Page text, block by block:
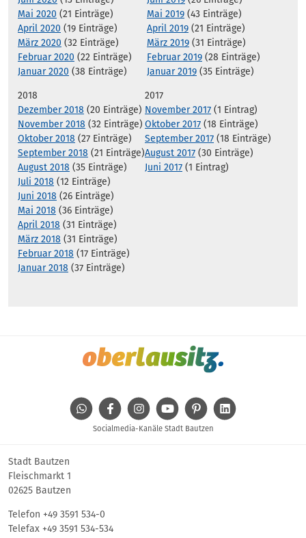
Mai 2020 (21 Einträge)
April 2020 (19 Einträge)
März 2020 (32 Einträge)
Februar 2020 (22 Einträge)
Januar 2020 (38 Einträge)
Mai 2019 (43 Einträge)
April 2019 (21 Einträge)
März 2019 (31 Einträge)
Februar 2019 (28 Einträge)
Januar 2019 (35 Einträge)
2018
Dezember 2018 (20 Einträge)
November 2018 (32 Einträge)
Oktober 2018 (27 Einträge)
September 2018 (21 Einträge)
August 2018 (35 Einträge)
Juli 2018 (12 Einträge)
Juni 2018 (26 Einträge)
Mai 2018 (36 Einträge)
April 2018 (31 Einträge)
März 2018 (31 Einträge)
Februar 2018 (17 Einträge)
Januar 2018 (37 Einträge)
2017
November 2017 (1 Eintrag)
Oktober 2017 (18 Einträge)
September 2017 (18 Einträge)
August 2017 (30 Einträge)
Juni 2017 (1 Eintrag)
WhatsAppFacebookInstagramYoutube Pinterest
Socialmedia-Kanäle Stadt Bautzen
Stadt Bautzen
Fleischmarkt 1
02625 Bautzen
Telefon +49 3591 534-0
Telefax +49 3591 534-534